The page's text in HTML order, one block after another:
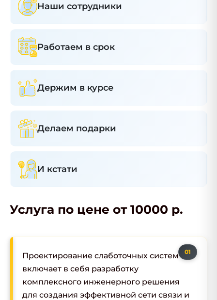
Наши сотрудники
Работаем в срок
Держим в курсе
Делаем подарки
И кстати
Услуга по цене от 10000 р.
Проектирование слаботочных систем
включает в себя разработку
комплексного инженерного решения
для создания эффективной сети связи и